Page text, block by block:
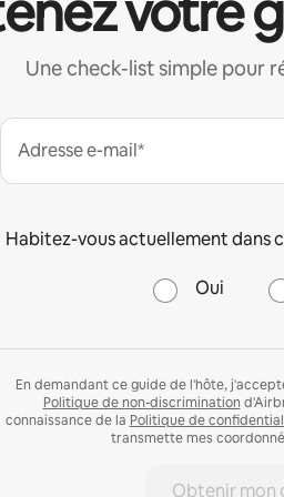
Une check-list simple pour
Adresse e-mail*
Habitez-vous actuellement dans
Oui
En demandant ce guide de l'hôte,
Politique de non-discrimination
connaissance de la Politique de
transmette mes
Obtenir mon